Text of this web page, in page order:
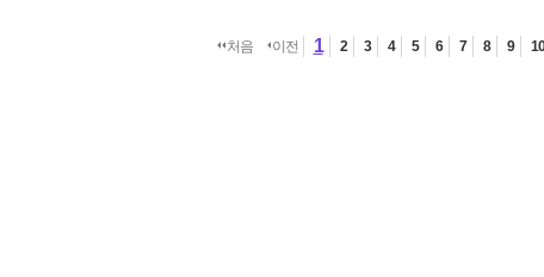
처음 이전 1 2 3 4 5 6 7 8 9 10